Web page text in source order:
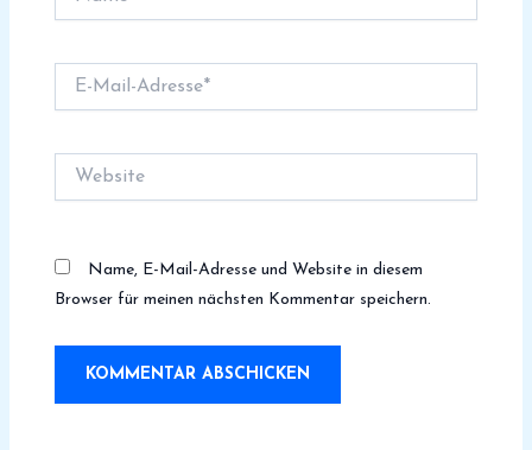
Mail-
Website
Name, E-Mail-Adresse und Website in diesem
Browser für meinen nächsten Kommentar speichern.